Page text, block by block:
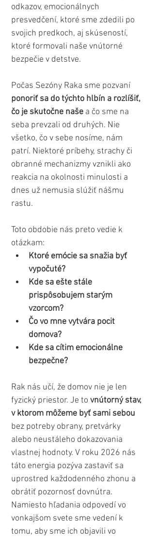
odkazov, emocionálnych
presvedčení, ktoré sme zdedili po
svojich predkoch, aj skúseností,
ktoré formovali naše vnútorné
bezpečie v detstve.
Počas Sezóny Raka sme pozvaní
ponoriť sa do týchto hlbín a rozlíšiť,
čo je skutočne naše a čo sme na
seba prevzali od druhých. Nie
všetko, čo v sebe nosíme, nám
patrí. Niektoré príbehy, strachy či
obranné mechanizmy vznikli ako
reakcia na okolnosti minulosti a
dnes už nemusia slúžiť nášmu
rastu.
Toto obdobie nás preto vedie k
otázkam:
Ktoré emócie sa snažia byť
vypočuté?
Kde sa ešte stále
prispôsobujem starým
vzorcom?
Čo vo mne vytvára pocit
domova?
Kde sa cítim emocionálne
bezpečne?
Rak nás učí, že domov nie je len
fyzický priestor. Je to vnútorný stav,
v ktorom môžeme byť sami sebou
bez potreby obrany, pretvárky
alebo neustáleho dokazovania
vlastnej hodnoty. V roku 2026 nás
táto energia pozýva zastaviť sa
uprostred každodenného zhonu a
obrátiť pozornosť dovnútra.
Namiesto hľadania odpovedí vo
vonkajšom svete sme vedení k
tomu, aby sme ich objavili vo